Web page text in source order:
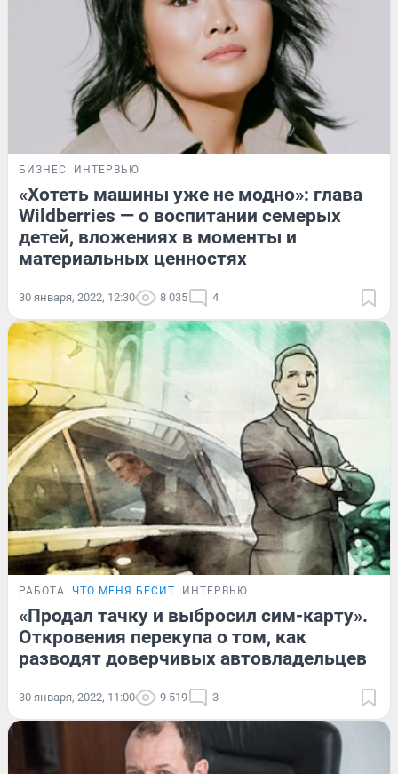
БИЗНЕС ИНТЕРВЬЮ
«Хотеть машины уже не модно»: глава
Wildberries — о воспитании семерых
детей, вложениях в моменты и
материальных ценностях
30 января, 2022, 12:30 8 035 4
РАБОТА ЧТО МЕНЯ БЕСИТ ИНТЕРВЬЮ
«Продал тачку и выбросил сим-карту».
Откровения перекупа о том, как
разводят доверчивых автовладельцев
30 января, 2022, 11:00 9 519 3